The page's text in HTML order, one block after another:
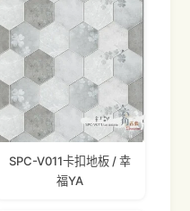
SPC-V011卡扣地板 / 幸
福YA